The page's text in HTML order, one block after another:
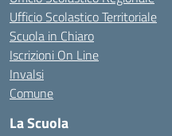
Ufficio Scolastico Territoriale
Scuola in Chiaro
Iscrizioni On Line
Invalsi
Comune
La Scuola